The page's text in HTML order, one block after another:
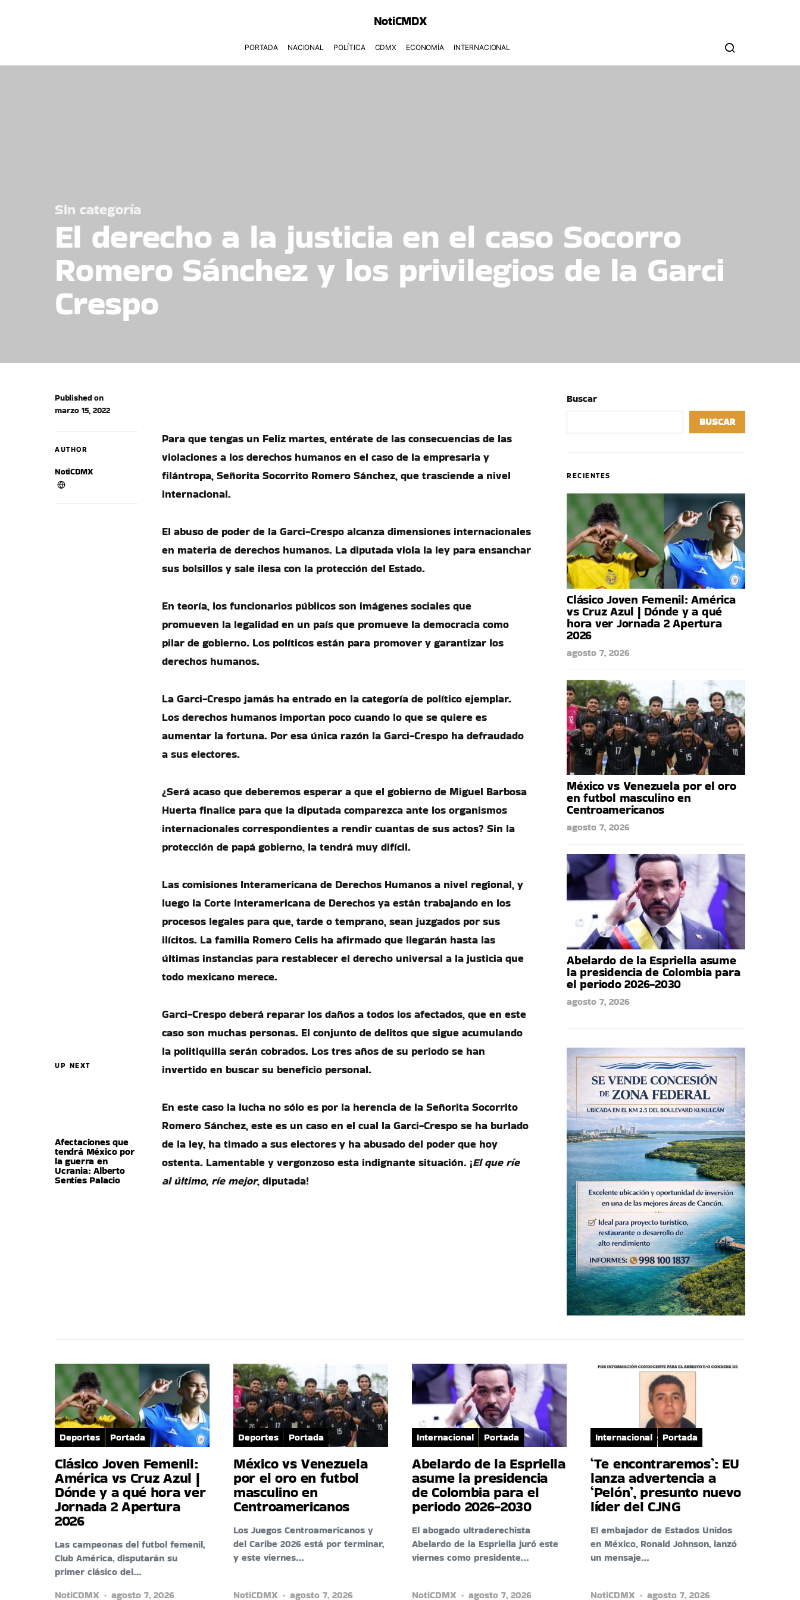
NotiCMDX
PORTADA NACIONAL POLÍTICA CDMX ECONOMÍA INTERNACIONAL
Sin categoría
El derecho a la justicia en el caso Socorro
Romero Sánchez y los privilegios de la Garci
Crespo
UP NEXT
Afectaciones que
tendrá México por
la guerra en
Ucrania: Alberto
Sentíes Palacio
Published on
marzo 15, 2022
AUTHOR
NotiCDMX
Para que tengas un Feliz martes, entérate de las consecuencias de las
violaciones a los derechos humanos en el caso de la empresaria y
filántropa, Señorita Socorrito Romero Sánchez, que trasciende a nivel
internacional.
El abuso de poder de la Garci-Crespo alcanza dimensiones internacionales
en materia de derechos humanos. La diputada viola la ley para ensanchar
sus bolsillos y sale ilesa con la protección del Estado.
En teoría, los funcionarios públicos son imágenes sociales que
promueven la legalidad en un país que promueve la democracia como
pilar de gobierno. Los políticos están para promover y garantizar los
derechos humanos.
La Garci-Crespo jamás ha entrado en la categoría de político ejemplar.
Los derechos humanos importan poco cuando lo que se quiere es
aumentar la fortuna. Por esa única razón la Garci-Crespo ha defraudado
a sus electores.
¿Será acaso que deberemos esperar a que el gobierno de Miguel Barbosa
Huerta finalice para que la diputada comparezca ante los organismos
internacionales correspondientes a rendir cuantas de sus actos? Sin la
protección de papá gobierno, la tendrá muy difícil.
Las comisiones Interamericana de Derechos Humanos a nivel regional, y
luego la Corte Interamericana de Derechos ya están trabajando en los
procesos legales para que, tarde o temprano, sean juzgados por sus
ilícitos. La familia Romero Celis ha afirmado que llegarán hasta las
últimas instancias para restablecer el derecho universal a la justicia que
todo mexicano merece.
Garci-Crespo deberá reparar los daños a todos los afectados, que en este
caso son muchas personas. El conjunto de delitos que sigue acumulando
la politiquilla serán cobrados. Los tres años de su periodo se han
invertido en buscar su beneficio personal.
En este caso la lucha no sólo es por la herencia de la Señorita Socorrito
Romero Sánchez, este es un caso en el cual la Garci-Crespo se ha burlado
de la ley, ha timado a sus electores y ha abusado del poder que hoy
ostenta. Lamentable y vergonzoso esta indignante situación. ¡El que ríe
al último, ríe mejor, diputada!
Buscar
BUSCAR
RECIENTES
Clásico Joven Femenil: América
vs Cruz Azul | Dónde y a qué
hora ver Jornada 2 Apertura
2026
agosto 7, 2026
México vs Venezuela por el oro
en futbol masculino en
Centroamericanos
agosto 7, 2026
Abelardo de la Espriella asume
la presidencia de Colombia para
el periodo 2026-2030
agosto 7, 2026
Deportes Portada
Clásico Joven Femenil:
América vs Cruz Azul |
Dónde y a qué hora ver
Jornada 2 Apertura
2026
Las campeonas del futbol femenil,
Club América, disputarán su
primer clásico del…
NotiCDMX
agosto 7, 2026
Deportes Portada
México vs Venezuela
por el oro en futbol
masculino en
Centroamericanos
Los Juegos Centroamericanos y
del Caribe 2026 está por terminar,
y este viernes…
NotiCDMX agosto 7, 2026
Internacional Portada
Abelardo de la Espriella
asume la presidencia
de Colombia para el
periodo 2026-2030
El abogado ultraderechista
Abelardo de la Espriella juró este
viernes como presidente…
NotiCDMX agosto 7, 2026
Internacional Portada
‘Te encontraremos’: EU
lanza advertencia a
‘Pelón’, presunto nuevo
líder del CJNG
El embajador de Estados Unidos
en México, Ronald Johnson, lanzó
un mensaje…
NotiCDMX agosto 7, 2026